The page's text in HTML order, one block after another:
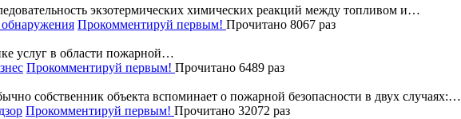
экзотермических химических реакций между топливом и…
Прокомментируй первым! Прочитано 8067 раз
услуг в области пожарной…
Прокомментируй первым! Прочитано 6489 раз
собственник объекта вспоминает о пожарной безопасности в двух случаях:…
Прокомментируй первым! Прочитано 32072 раз